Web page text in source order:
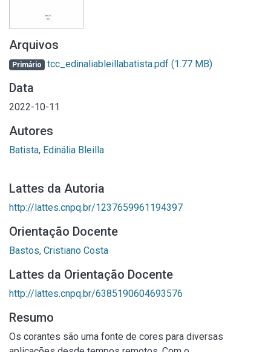
Arquivos
Primário tcc_edinaliableillabatista.pdf (1.77 MB)
Data
2022-10-11
Autores
Batista, Edinália Bleilla
Lattes da Autoria
http://lattes.cnpq.br/1237659961194397
Orientação Docente
Bastos, Cristiano Costa
Lattes da Orientação Docente
http://lattes.cnpq.br/6385190604693576
Resumo
Os corantes são uma fonte de cores para diversas